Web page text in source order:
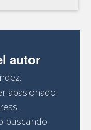
autor
apasionado
buscando